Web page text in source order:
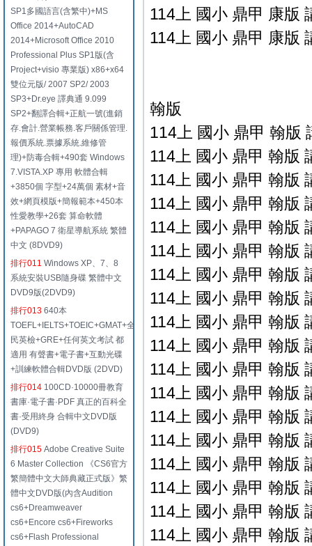
SP1多國語言(含繁中)+MS
Office 2014+AutoCAD
2014+Microsoft Office 2010
Professional Plus SP1版(含
Project+visio 專業版) x86+x64
雙位元版/ 2007 SP2/ 2003
SP3+Dr.eye 譯典通 9.099
SP2+翻譯合輯+正航一號(進銷
存.會計.營業帳務.客戶關係管理.
報價系統.票據系統.維修管
理)+防毒合輯+490套 Windows
7.VISTA.XP 專用 軟體合輯
+3850個 字型+24萬個 素材+音
效+網頁模版+簡報範本+450本
性愛教學+26套 算命軟體
+PAPAGO 7 衛星導航系統 繁體
中文 (8DVD9)
排行011 Windows XP、7、8
系統安裝USB隨身碟 繁體中文
DVD9版(2DVD9)
排行013 640本
TOEFL+IELTS+TOEIC+GMAT+全
民英檢+GRE+任何英文考試 都
適用 有聲書+電子書+互動光碟
+訓練軟體合輯DVD版 (2DVD)
排行014 100CD·10000冊教育
書庫·電子書·PDF 真正的百科全
書·受用終身 合輯中文DVD版
(DVD9)
排行015 Adobe Creative Suite
6 Master Collection 《CS6官方
繁簡體中文大師典藏正式版》繁
體中文DVD版(內含Audition
cs6+Dreamweaver
cs6+Encore cs6+Fireworks
cs6+Flash Professional
114上 國小 鼎甲 康版
114上 國小 鼎甲 康版
翰版
114上 國小 鼎甲 翰版
114上 國小 鼎甲 翰版
114上 國小 鼎甲 翰版
114上 國小 鼎甲 翰版
114上 國小 鼎甲 翰版
114上 國小 鼎甲 翰版
114上 國小 鼎甲 翰版
114上 國小 鼎甲 翰版
114上 國小 鼎甲 翰版
114上 國小 鼎甲 翰版
114上 國小 鼎甲 翰版
114上 國小 鼎甲 翰版
114上 國小 鼎甲 翰版
114上 國小 鼎甲 翰版
114上 國小 鼎甲 翰版
114上 國小 鼎甲 翰版
114上 國小 鼎甲 翰版
114上 國小 鼎甲 翰版